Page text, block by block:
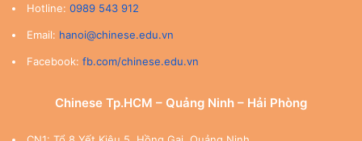
Hotline: 0989 543 912
Email: hanoi@chinese.edu.vn
Facebook: fb.com/chinese.edu.vn
Chinese Tp.HCM – Quảng Ninh – Hải Phòng